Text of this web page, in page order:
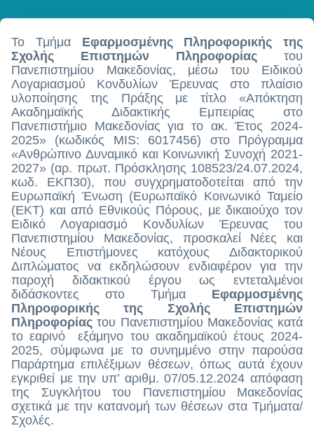
Το Τμήμα Εφαρμοσμένης Πληροφορικής της
Σχολής Επιστημών Πληροφορίας του
Πανεπιστημίου Μακεδονίας, μέσω του Ειδικού
Λογαριασμού Κονδυλίων Έρευνας στο πλαίσιο
υλοποίησης της Πράξης με τίτλο «Απόκτηση
Ακαδημαϊκής Διδακτικής Εμπειρίας στο
Πανεπιστήμιο Μακεδονίας για το ακ. Έτος 2024-
2025» (κωδικός MIS: 6017456) στο Πρόγραμμα
«Ανθρώπινο Δυναμικό και Κοινωνική Συνοχή 2021-
2027» (αρ. πρωτ. Πρόσκλησης 108523/24.07.2024,
κωδ. ΕΚΠ30), που συγχρηματοδοτείται από την
Ευρωπαϊκή Ένωση (Ευρωπαϊκό Κοινωνικό Ταμείο
(ΕΚΤ) και από Εθνικούς Πόρους, με δικαιούχο τον
Ειδικό Λογαριασμό Κονδυλίων Έρευνας του
Πανεπιστημίου Μακεδονίας, προσκαλεί Νέες και
Νέους Επιστήμονες κατόχους Διδακτορικού
Διπλώματος να εκδηλώσουν ενδιαφέρον για την
παροχή διδακτικού έργου ως εντεταλμένοι
διδάσκοντες στο Τμήμα Εφαρμοσμένης
Πληροφορικής της Σχολής Επιστημών
Πληροφορίαςτου Πανεπιστημίου Μακεδονίας κατά
το εαρινό εξάμηνο του ακαδημαϊκού έτους 2024-
2025, σύμφωνα με το συνημμένο στην παρούσα
Παράρτημα επιλέξιμων θέσεων, όπως αυτά έχουν
εγκριθεί με την υπ’ αριθμ. 07/05.12.2024 απόφαση
της Συγκλήτου του Πανεπιστημίου Μακεδονίας
σχετικά με την κατανομή των θέσεων στα Τμήματα/
Σχολές.